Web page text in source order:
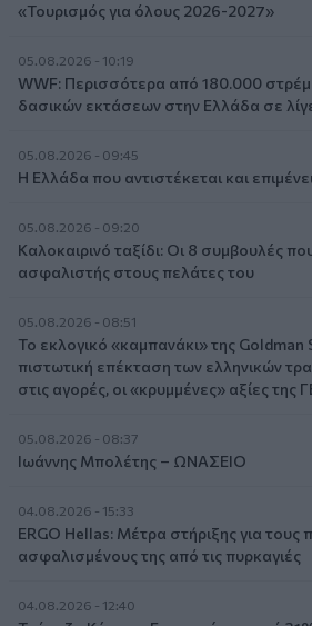
«Τουρισμός για όλους 2026-2027»
05.08.2026 - 10:19
WWF: Περισσότερα από 180.000
δασικών εκτάσεων στην Ελλάδα σε
05.08.2026 - 09:45
Η Ελλάδα που αντιστέκεται και
05.08.2026 - 09:20
Καλοκαιρινό ταξίδι: Οι 8 συμβουλές
ασφαλιστής στους πελάτες του
05.08.2026 - 08:51
Το εκλογικό «καμπανάκι» της Goldman
πιστωτική επέκταση των ελληνικών
στις αγορές, οι «κρυμμένες» αξίες της
05.08.2026 - 08:37
Ιωάννης Μπολέτης – ΩΝΑΣΕΙΟ
04.08.2026 - 15:33
ERGO Hellas: Μέτρα στήριξης για τους
ασφαλισμένους της από τις πυρκαγιές
04.08.2026 - 12:40